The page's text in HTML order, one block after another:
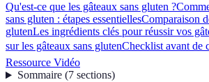
Qu'est-ce que les gâteaux sans gluten ?
sans gluten : étapes essentiellesComparaison
glutenLes ingrédients clés pour réussir vos
sur les gâteaux sans glutenChecklist avant de
Ressource Vidéo
Sommaire(7 sections)